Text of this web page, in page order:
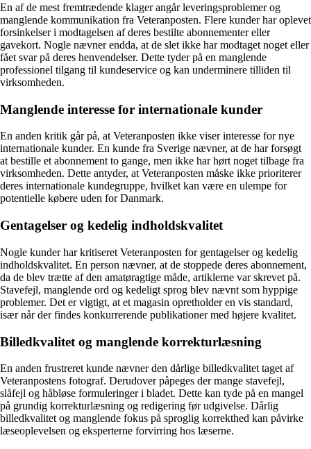
En af de mest fremtrædende klager angår leveringsproblemer og
manglende kommunikation fra Veteranposten. Flere kunder har oplevet
forsinkelser i modtagelsen af deres bestilte abonnementer eller
gavekort. Nogle nævner endda, at de slet ikke har modtaget noget eller
fået svar på deres henvendelser. Dette tyder på en manglende
professionel tilgang til kundeservice og kan underminere tilliden til
virksomheden.
Manglende interesse for internationale kunder
En anden kritik går på, at Veteranposten ikke viser interesse for nye
internationale kunder. En kunde fra Sverige nævner, at de har forsøgt
at bestille et abonnement to gange, men ikke har hørt noget tilbage fra
virksomheden. Dette antyder, at Veteranposten måske ikke prioriterer
deres internationale kundegruppe, hvilket kan være en ulempe for
potentielle købere uden for Danmark.
Gentagelser og kedelig indholdskvalitet
Nogle kunder har kritiseret Veteranposten for gentagelser og kedelig
indholdskvalitet. En person nævner, at de stoppede deres abonnement,
da de blev trætte af den amatøragtige måde, artiklerne var skrevet på.
Stavefejl, manglende ord og kedeligt sprog blev nævnt som hyppige
problemer. Det er vigtigt, at et magasin opretholder en vis standard,
især når der findes konkurrerende publikationer med højere kvalitet.
Billedkvalitet og manglende korrekturlæsning
En anden frustreret kunde nævner den dårlige billedkvalitet taget af
Veteranpostens fotograf. Derudover påpeges der mange stavefejl,
slåfejl og håbløse formuleringer i bladet. Dette kan tyde på en mangel
på grundig korrekturlæsning og redigering før udgivelse. Dårlig
billedkvalitet og manglende fokus på sproglig korrekthed kan påvirke
læseoplevelsen og eksperterne forvirring hos læserne.